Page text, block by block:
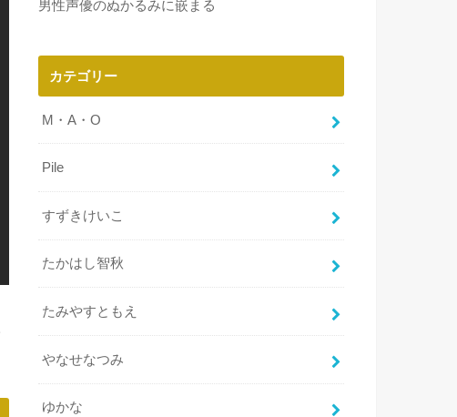
男性声優のぬかるみに嵌まる
カテゴリー
M・A・O
Pile
すずきけいこ
たかはし智秋
たみやすともえ
やなせなつみ
ゆかな